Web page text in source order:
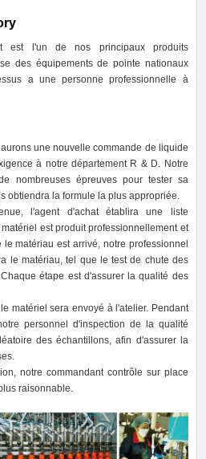
est l'un de nos principaux produits
des équipements de pointe nationaux
a une personne professionnelle à
une nouvelle commande de liquide
à notre département R & D. Notre
nombreuses épreuves pour tester sa
obtiendra la formule la plus appropriée.
l'agent d'achat établira une liste
est produit professionnellement et
matériau est arrivé, notre professionnel
le matériau, tel que le test de chute des
étape est d'assurer la qualité des
matériel sera envoyé à l'atelier. Pendant
personnel d'inspection de la qualité
des échantillons, afin d'assurer la
notre commandant contrôle sur place
raisonnable.